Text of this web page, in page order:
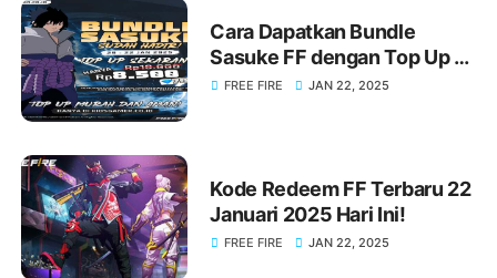
Cara Dapatkan Bundle
Sasuke FF dengan Top Up di
KIOSGAMER Sekarang Juga!
FREE FIRE JAN 22, 2025
Kode Redeem FF Terbaru 22
Januari 2025 Hari Ini!
FREE FIRE JAN 22, 2025